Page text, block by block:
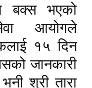
बक्स भएको
आयोगले
१५ दिन
जानकारी
श्री तारा